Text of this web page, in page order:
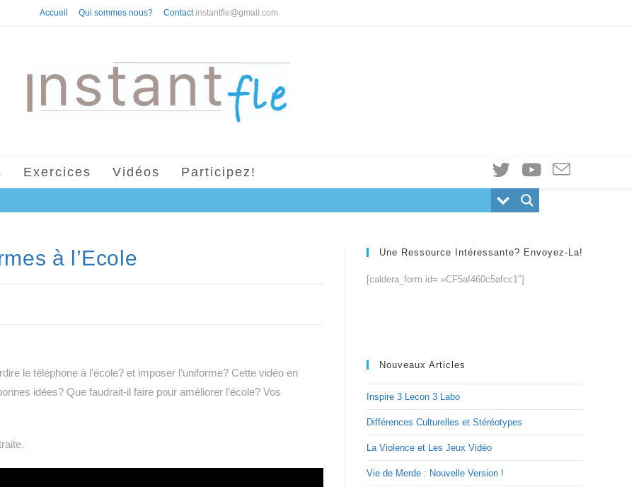
Accueil Qui sommes nous? Contact instantfle@gmail.com
Exercices Vidéos Participez!
à l’Ecole
le téléphone à l’école? et imposer l’uniforme? Cette vidéo en
idées? Que faudrait-il faire pour améliorer l’école? Vos
Une Ressource Intéressante? Envoyez-La!
[caldera_form id= »CF5af460c5afcc1″]
Nouveaux Articles
Inspire 3 Lecon 3 Labo
Différences Culturelles et Stéréotypes
La Violence et Les Jeux Vidéo
Vie de Merde : Nouvelle Version !